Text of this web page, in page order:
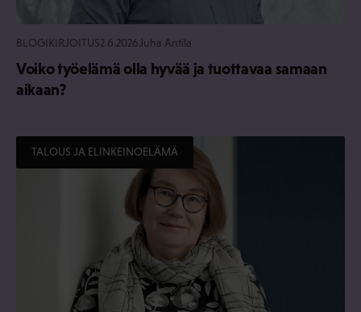
BLOGIKIRJOITUS2.6.2026 Juha Antila
Voiko työelämä olla hyvää ja tuottavaa samaan
aikaan?
TALOUS JA ELINKEINOELÄMÄ